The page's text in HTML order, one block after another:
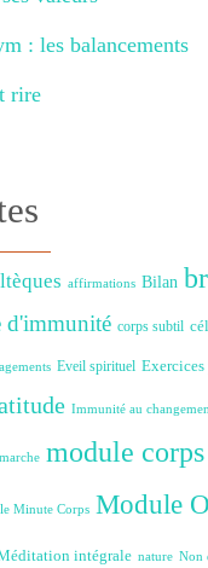
: les balancements
rire
affirmations Bilan
d'immunité corps subtil
Eveil spirituel
Immunité au
marche module corps
Minute Corps Module
intégrale nature Non